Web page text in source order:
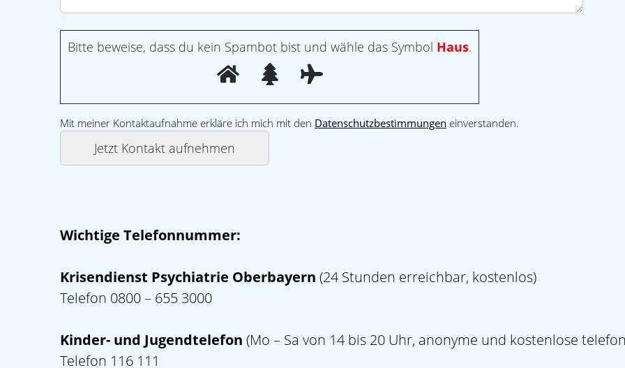
Bitte beweise, dass du kein Spambot bist und wähle das Symbol Haus.
Mit meiner Kontaktaufnahme erkläre ich mich mit den Datenschutzbestimmungen einverstanden.
Wichtige Telefonnummer:
Krisendienst Psychiatrie Oberbayern (24 Stunden erreichbar, kostenlos)
Telefon 0800 – 655 3000
Kinder- und Jugendtelefon (Mo – Sa von 14 bis 20 Uhr, anonyme und kostenlose
Telefon 116 111